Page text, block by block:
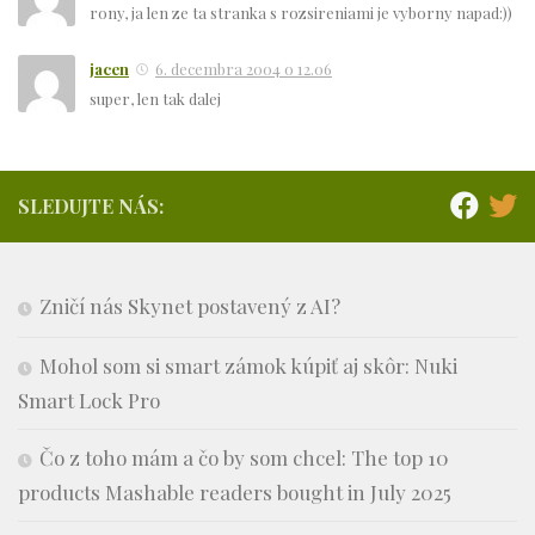
rony, ja len ze ta stranka s rozsireniami je vyborny napad:))
jacen
6. decembra 2004 o 12.06
super, len tak dalej
SLEDUJTE NÁS:
Zničí nás Skynet postavený z AI?
Mohol som si smart zámok kúpiť aj skôr: Nuki
Smart Lock Pro
Čo z toho mám a čo by som chcel: The top 10
products Mashable readers bought in July 2025